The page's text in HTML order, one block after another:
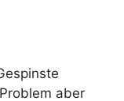
aber